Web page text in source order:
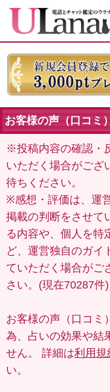
お客様の声（口コミ）
※投稿内容の確認・
いただく場合がござ
待ちください。
※感想・評価は、運
掲載の判断をさせて
る内容や、個人を特
ど、運営独自のガイ
ていただく場合がご
さい。(現在70287件)
お客様の声（口コミ
為、占いの効果や結
せん。 詳細は利用規
い。